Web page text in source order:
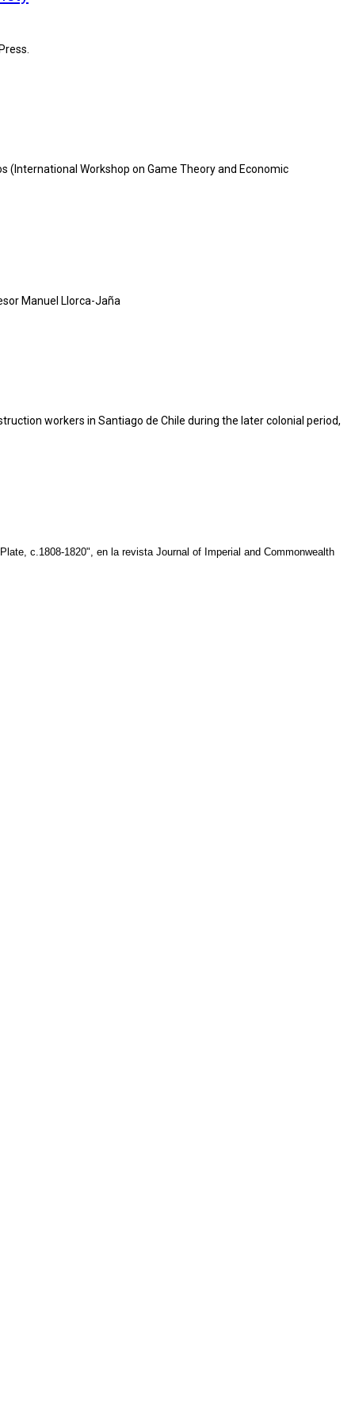
(International Workshop on Game Theory and Economic
Manuel Llorca-Jaña
workers in Santiago de Chile during the later colonial period,
c.1808-1820", en la revista Journal of Imperial and Commonwealth